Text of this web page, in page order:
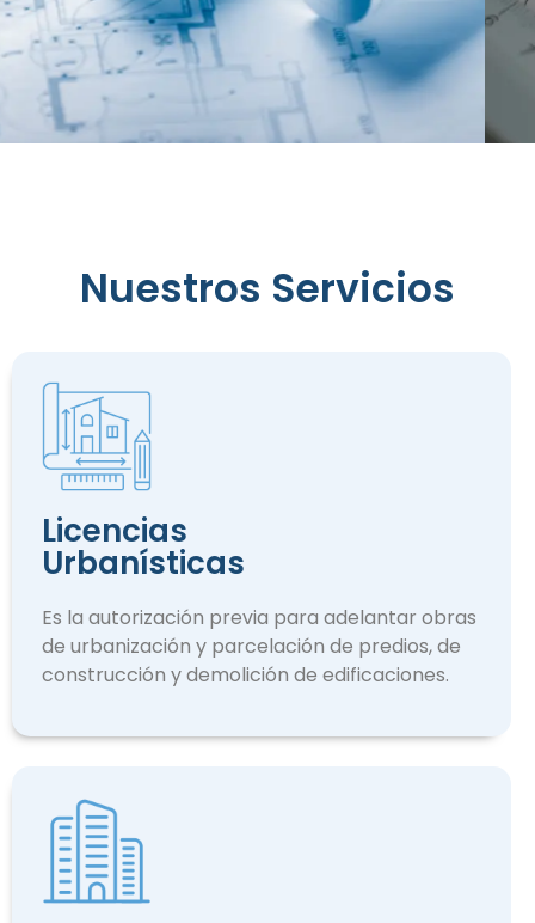
Reconocimiento
Edificación
Nuestros Servicios
Licencias
Urbanísticas
Es la autorización previa para adelantar obras
de urbanización y parcelación de predios, de
construcción y demolición de edificaciones.